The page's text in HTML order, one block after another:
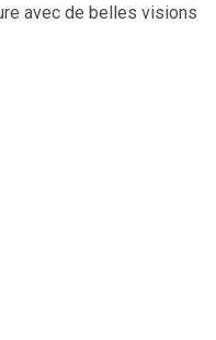
avec de belles visions